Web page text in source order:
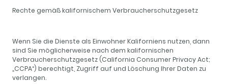
Rechte gemäß kalifornischem Verbraucherschutzgesetz
Wenn Sie die Dienste als Einwohner Kaliforniens nutzen, dann
sind Sie möglicherweise nach dem kalifornischen
Verbraucherschutzgesetz (California Consumer Privacy Act;
„CCPA“) berechtigt, Zugriff auf und Löschung Ihrer Daten zu
verlangen.